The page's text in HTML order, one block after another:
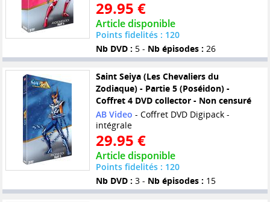
29.95 €
Article disponible
Points fidelités : 120
Nb DVD : 5 - Nb épisodes : 26
Saint Seiya (Les Chevaliers du
Zodiaque) - Partie 5 (Poséidon) -
Coffret 4 DVD collector - Non censuré
AB Video - Coffret DVD Digipack -
intégrale
29.95 €
Article disponible
Points fidelités : 120
Nb DVD : 3 - Nb épisodes : 15